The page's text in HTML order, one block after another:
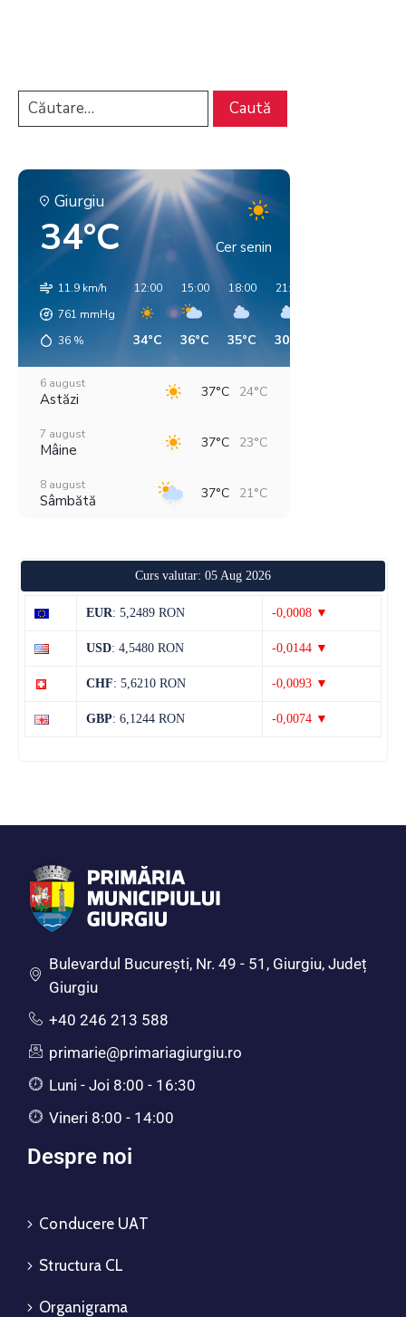
Giurgiu
34°C Cer senin
11.9 km/h
761 mmHg
36 %
12:00
34°C
15:00
36°C
18:00
35°C
21:00
30°C
6 august
Astăzi 37°C 24°C
7 august
Mâine 37°C 23°C
8 august
Sâmbătă 37°C 21°C
36°C 21°C
Marți
12 august
Curs valutar: 05 Aug 2026
EUR: 5,2489 RON -0,0008 ▼
USD: 4,5480 RON -0,0144 ▼
CHF: 5,6210 RON -0,0093 ▼
GBP: 6,1244 RON -0,0074 ▼
Bulevardul Bucureşti, Nr. 49 - 51, Giurgiu, Județ
Giurgiu
+40 246 213 588
primarie@primariagiurgiu.ro
Luni - Joi 8:00 - 16:30
Vineri 8:00 - 14:00
Despre noi
Conducere UAT
Structura CL
Organigrama